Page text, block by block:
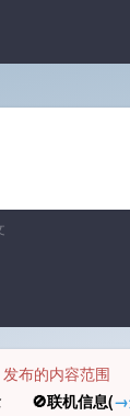
布的内容范围
🚫联机信息(→